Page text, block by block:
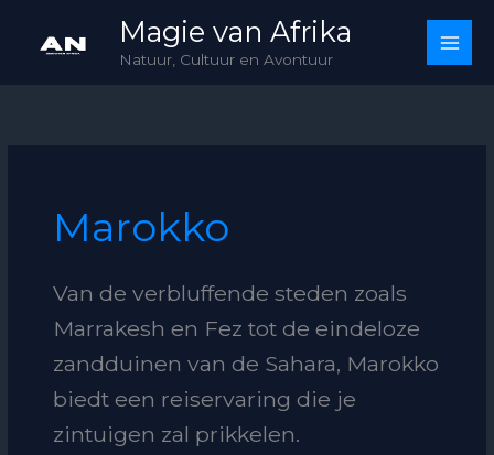
Magie van Afrika
Natuur, Cultuur en Avontuur
Marokko
Van de verbluffende steden zoals
Marrakesh en Fez tot de eindeloze
zandduinen van de Sahara, Marokko
biedt een reiservaring die je
zintuigen zal prikkelen.